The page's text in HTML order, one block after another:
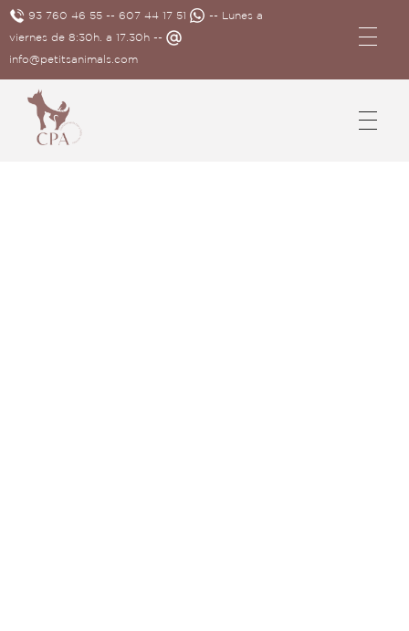
93 760 46 55 -- 607 44 17 51 -- Lunes a
viernes de 8:30h. a 17.30h --
info@petitsanimals.com